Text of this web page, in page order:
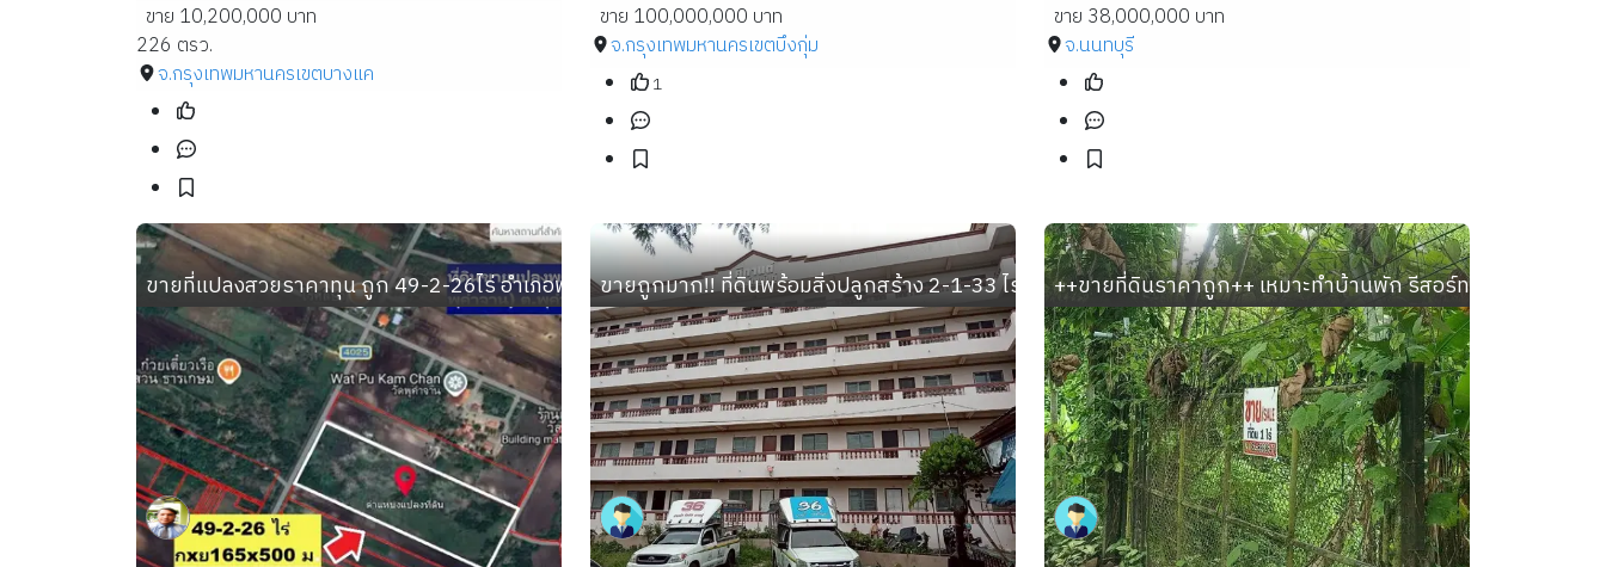
ขาย 10,200,000 บาท
226 ตรว.
จ.กรุงเทพมหานครเขตบางแค
ขาย 100,000,000 บาท
จ.กรุงเทพมหานครเขตบึงกุ่ม
1
ขาย 38,000,000 บาท
จ.นนทบุรี
ขายที่แปลงสวยราคาทุน ถูก 49-2-26ไร่ อำเภอพระพุทธบาท ต.พุคำจาน ใกล้วัดพุคำจาน 90 ม. ใกล้จุดสังเกตฟาร์
ขายถูกมาก!! ที่ดินพร้อมสิ่งปลูกสร้าง 2-1-33 ไร่ ทำเลทอง อ.เมือง สมุทรปราการ ใกล้ BTS ปากน้ำ ตลาดกลาง
++ขายที่ดินราคาถูก++ เหมาะทำบ้านพัก รีสอร์ท ใกล้วัดถ้ำผาป